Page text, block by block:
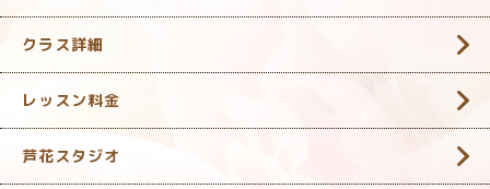
クラス詳細
レッスン料金
芦花スタジオ